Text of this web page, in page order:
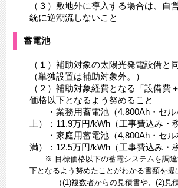
（３）敷地外に導入する場合は、自
統に逆潮流しないこと
蓄電池
（１）補助対象の太陽光発電設備と
（単独設置は補助対象外。）
（２）補助対象経費となる「設備費
価格以下となるよう努めること
・業務用蓄電池（4,800Ah・セル
上）：11.9万円/kWh（工事費込み・
・家庭用蓄電池（4,800Ah・セル
満）：12.5万円/kWh（工事費込み・
※ 目標価格以下の蓄電システムを調達
下となるよう努めたことがわかる書類を提
（(1)複数者からの見積書や、(2)見積